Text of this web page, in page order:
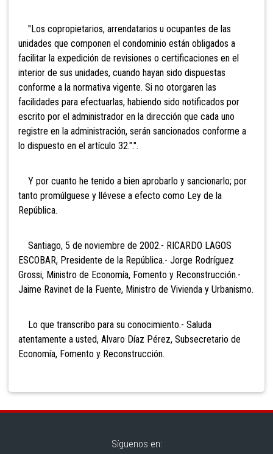
"Los copropietarios, arrendatarios u ocupantes de las
unidades que componen el condominio están obligados a
facilitar la expedición de revisiones o certificaciones en el
interior de sus unidades, cuando hayan sido dispuestas
conforme a la normativa vigente. Si no otorgaren las
facilidades para efectuarlas, habiendo sido notificados por
escrito por el administrador en la dirección que cada uno
registre en la administración, serán sancionados conforme a
lo dispuesto en el artículo 32.".".
Y por cuanto he tenido a bien aprobarlo y sancionarlo; por
tanto promúlguese y llévese a efecto como Ley de la
República.
Santiago, 5 de noviembre de 2002.- RICARDO LAGOS
ESCOBAR, Presidente de la República.- Jorge Rodríguez
Grossi, Ministro de Economía, Fomento y Reconstrucción.-
Jaime Ravinet de la Fuente, Ministro de Vivienda y Urbanismo.
Lo que transcribo para su conocimiento.- Saluda
atentamente a usted, Alvaro Díaz Pérez, Subsecretario de
Economía, Fomento y Reconstrucción.
Síguenos en: